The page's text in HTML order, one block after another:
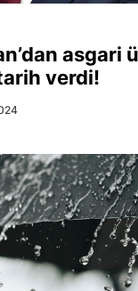
asgari
verdi!